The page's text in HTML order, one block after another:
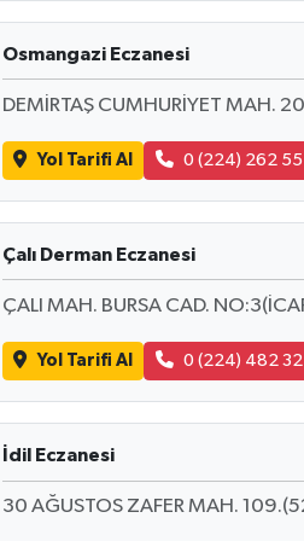
Osmangazi Eczanesi
DEMİRTAŞ CUMHURİYET MAH.
Yol Tarifi Al 0 (224) 262
Çalı Derman Eczanesi
ÇALI MAH. BURSA CAD.
Yol Tarifi Al 0 (224) 482 32
İdil Eczanesi
30 AĞUSTOS ZAFER MAH.